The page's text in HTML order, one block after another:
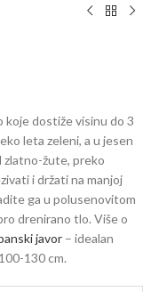
koje dostiže visinu do 3
leta zeleni, a u jesen
zlatno-žute, preko
i držati na manjoj
ga u polusenovitom
drenirano tlo. Više o
javor – idealan
130 cm.